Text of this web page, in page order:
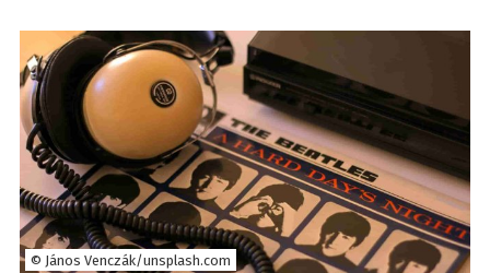
© János Venczák/unsplash.com